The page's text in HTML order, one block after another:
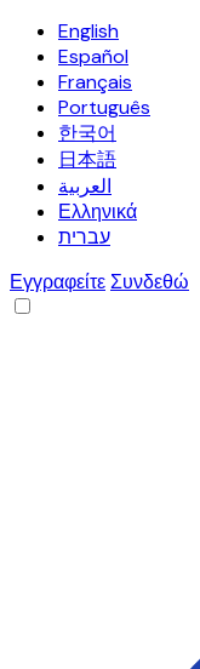
English
Español
Français
Português
한국어
日本語
العربية
Ελληνικά
עברית
ΕγγραφείτεΣυνδεθώ